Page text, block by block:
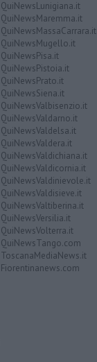
QuiNewsLunigiana.it
QuiNewsMaremma.it
QuiNewsMassaCarrara.it
QuiNewsMugello.it
QuiNewsPisa.it
QuiNewsPistoia.it
QuiNewsPrato.it
QuiNewsSiena.it
QuiNewsValbisenzio.it
QuiNewsValdarno.it
QuiNewsValdelsa.it
QuiNewsValdera.it
QuiNewsValdichiana.it
QuiNewsValdicornia.it
QuiNewsValdinievole.it
QuiNewsValdisieve.it
QuiNewsValtiberina.it
QuiNewsVersilia.it
QuiNewsVolterra.it
QuiNewsTango.com
ToscanaMediaNews.it
Fiorentinanews.com